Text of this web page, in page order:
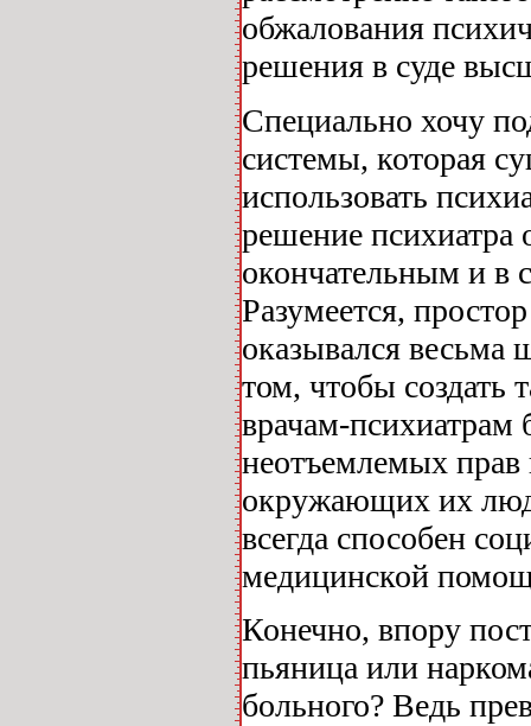
обжалования
решения в суде
Специально хочу
системы, которая
использовать
решение психиатра
окончательным и в
Разумеется,
оказывался
том, чтобы создать
врачам-психиатрам
неотъемлемых прав
окружающих их
всегда способен
медицинской
Конечно, впору
пьяница или
больного? Ведь